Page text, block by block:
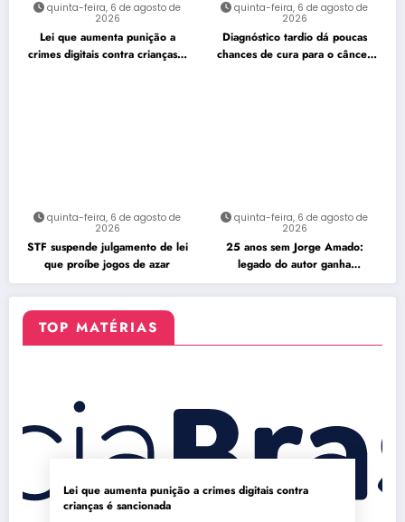
quinta-feira, 6 de agosto de
2026
Lei que aumenta punição a
crimes digitais contra crianças é
quinta-feira, 6 de agosto de
2026
Diagnóstico tardio dá poucas
chances de cura para o câncer
quinta-feira, 6 de agosto de
2026
STF suspende julgamento de lei
que proíbe jogos de azar
quinta-feira, 6 de agosto de
2026
25 anos sem Jorge Amado:
legado do autor ganha
celebração na Flipelô
TOP MATÉRIAS
Lei que aumenta punição a crimes digitais contra
crianças é sancionada